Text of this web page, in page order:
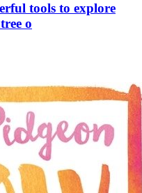
tools to explore
o